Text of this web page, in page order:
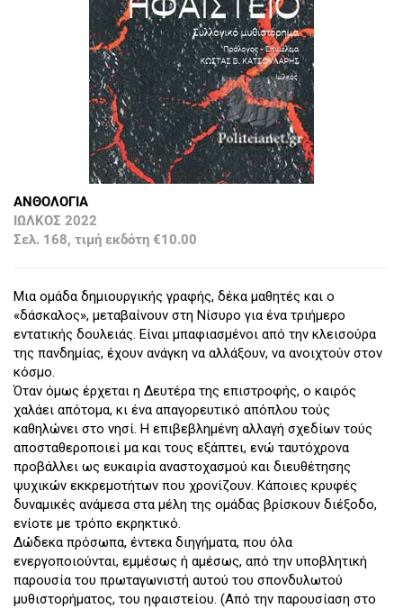
ΑΝΘΟΛΟΓΙΑ
ΙΩΛΚΟΣ 2022
Σελ. 168, τιμή εκδότη €10.00
Μια ομάδα δημιουργικής γραφής, δέκα μαθητές και ο
«δάσκαλος», μεταβαίνουν στη Νίσυρο για ένα τριήμερο
εντατικής δουλειάς. Είναι μπαφιασμένοι από την κλεισούρα
της πανδημίας, έχουν ανάγκη να αλλάξουν, να ανοιχτούν στον
κόσμο.
Όταν όμως έρχεται η Δευτέρα της επιστροφής, ο καιρός
χαλάει απότομα, κι ένα απαγορευτικό απόπλου τούς
καθηλώνει στο νησί. Η επιβεβλημένη αλλαγή σχεδίων τούς
αποσταθεροποιεί μα και τους εξάπτει, ενώ ταυτόχρονα
προβάλλει ως ευκαιρία αναστοχασμού και διευθέτησης
ψυχικών εκκρεμοτήτων που χρονίζουν. Κάποιες κρυφές
δυναμικές ανάμεσα στα μέλη της ομάδας βρίσκουν διέξοδο,
ενίοτε με τρόπο εκρηκτικό.
Δώδεκα πρόσωπα, έντεκα διηγήματα, που όλα
ενεργοποιούνται, εμμέσως ή αμέσως, από την υποβλητική
παρουσία του πρωταγωνιστή αυτού του σπονδυλωτού
μυθιστορήματος, του ηφαιστείου. (Από την παρουσίαση στο